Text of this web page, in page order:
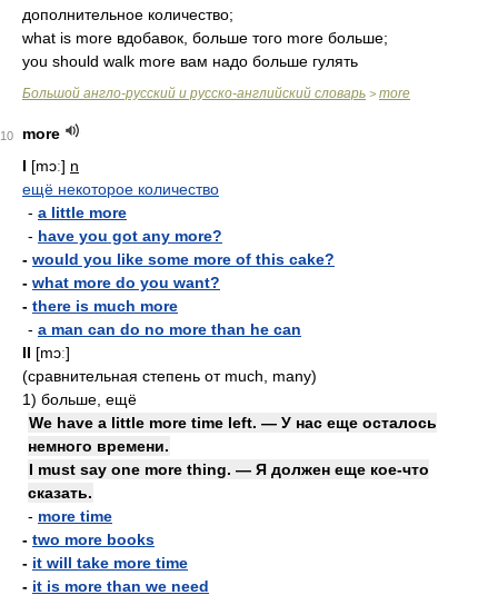
дополнительное количество;
what is more вдобавок, больше того more больше;
you should walk more вам надо больше гулять
Большой англо-русский и русско-английский словарь > more
10
more
I [mɔː] n
ещё некоторое количество
- a little more
- have you got any more?
- would you like some more of this cake?
- what more do you want?
- there is much more
- a man can do no more than he can
II [mɔː]
(сравнительная степень от much, many)
1) больше, ещё
We have a little more time left. — У нас еще осталось
немного времени.
I must say one more thing. — Я должен еще кое-что
сказать.
- more time
- two more books
- it will take more time
- it is more than we need